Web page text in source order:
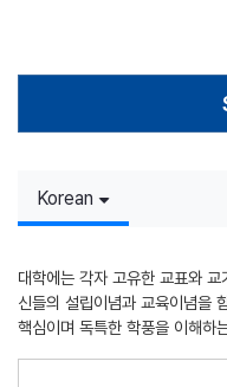
Korean
대학에는 각자 고유한 교표와
신들의 설립이념과 교육이념을
핵심이며 독특한 학풍을 이해하